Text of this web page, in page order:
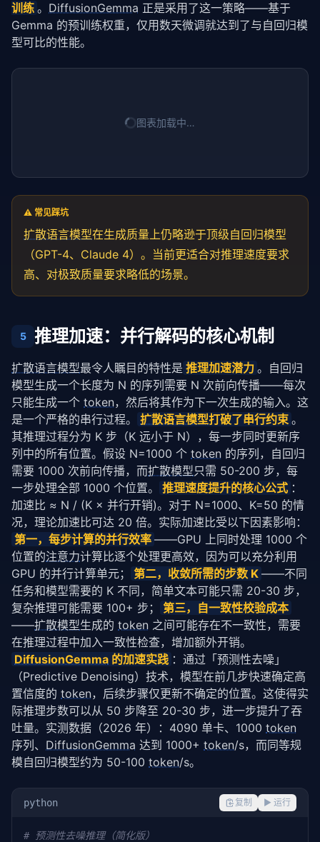
# 采样：带温度控制的 softmax
        probs =
torch.softmax(logits / temperature,
        x =
训练 。 DiffusionGemma 正是采用了这一策略——基于
Gemma 的预训练权重，仅用数天微调就达到了与自回归模
型可比的性能。
图表加载中…
⚠️ 常见踩坑
扩散语言模型在生成质量上仍略逊于顶级自回归模型
（GPT-4、Claude 4）。当前更适合对推理速度要求
高、对极致质量要求略低的场景。
5 推理加速：并行解码的核心机制
扩散语言模型最令人瞩目的特性是 推理加速潜力 。自回归
模型生成一个长度为 N 的序列需要 N 次前向传播——每次
只能生成一个 token，然后将其作为下一次生成的输入。这
是一个严格的串行过程。
扩散语言模型打破了串行约束 。
其推理过程分为 K 步（K 远小于 N），每一步同时更新序
列中的所有位置。假设 N=1000 个 token 的序列，自回归
需要 1000 次前向传播，而扩散模型只需 50-200 步，每
一步处理全部 1000 个位置。
推理速度提升的核心公式 ：
加速比 ≈ N / (K × 并行开销)。对于 N=1000、K=50 的情
况，理论加速比可达 20 倍。实际加速比受以下因素影响：
第一，每步计算的并行效率 ——GPU 上同时处理 1000 个
位置的注意力计算比逐个处理更高效，因为可以充分利用
GPU 的并行计算单元；
第二，收敛所需的步数 K ——不同
任务和模型需要的 K 不同，简单文本可能只需 20-30 步，
复杂推理可能需要 100+ 步；
第三，自一致性校验成本
——扩散模型生成的 token 之间可能存在不一致性，需要
在推理过程中加入一致性检查，增加额外开销。
DiffusionGemma 的加速实践 ：通过「预测性去噪」
（Predictive Denoising）技术，模型在前几步快速确定高
置信度的 token，后续步骤仅更新不确定的位置。这使得实
际推理步数可以从 50 步降至 20-30 步，进一步提升了吞
吐量。实测数据（2026 年）：4090 单卡、1000 token
序列、 DiffusionGemma 达到 1000+ token/s，而同等规
模自回归模型约为 50-100 token/s。
python 复制 ▶ 运行
# 预测性去噪推理（简化版）